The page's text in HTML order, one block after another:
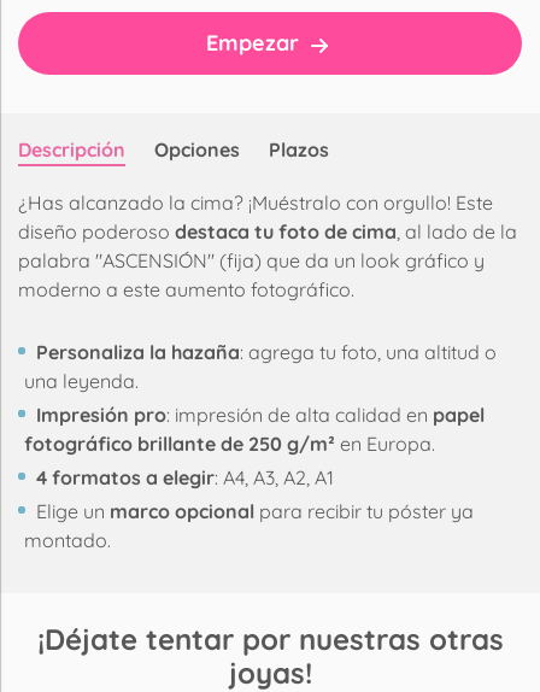
Empezar
Descripción Opciones Plazos
¿Has alcanzado la cima? ¡Muéstralo con orgullo! Este
diseño poderoso destaca tu foto de cima , al lado de la
palabra "ASCENSIÓN" (fija) que da un look gráfico y
moderno a este aumento fotográfico.
Personaliza la hazaña: agrega tu foto, una altitud o
una leyenda.
Impresión pro: impresión de alta calidad en papel
fotográfico brillante de 250 g/m² en Europa.
4 formatos a elegir: A4, A3, A2, A1
Elige un marco opcional para recibir tu póster ya
montado.
¡Déjate tentar por nuestras otras
joyas!